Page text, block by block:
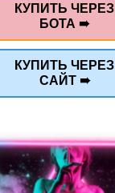
КУПИТЬ ЧЕРЕЗ
БОТА ➠
КУПИТЬ ЧЕРЕЗ
САЙТ ➠